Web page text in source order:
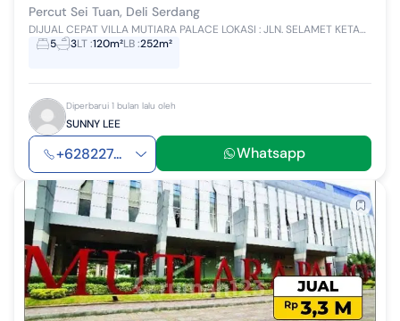
Percut Sei Tuan, Deli Serdang
DIJUAL CEPAT VILLA MUTIARA PALACE LOKASI : JLN. SELAMET KETAREN PERCUT SEI TUAN SPESIFIKASI Tipe : Villa Kondisi : Siap Huni Luas Tanah : 6 x 20...
5
3LT:120m²LB:252m²
Diperbarui 1 bulan lalu oleh
SUNNY LEE
+628227... Whatsapp